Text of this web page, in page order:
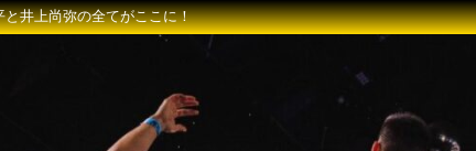
と井上尚弥の全てがここに！